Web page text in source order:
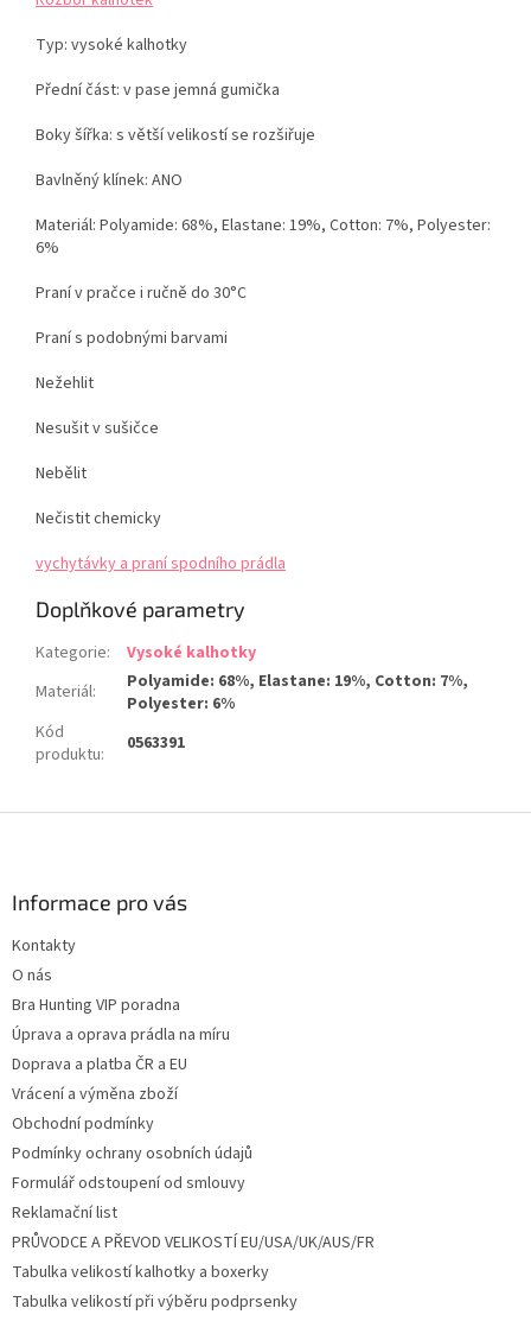
Typ: vysoké kalhotky
Přední část: v pase jemná gumička
Bokyšířka: s větší velikostí se rozšiřuje
Bavlněný klínek: ANO
Materiál: Polyamide: 68%, Elastane: 19%, Cotton: 7%, Polyester:
6%
Praní v pračce i ručně do 30°C
Praní s podobnými barvami
Nežehlit
Nesušit v sušičce
Nebělit
Nečistit chemicky
vychytávky a praní spodního prádla
Doplňkové parametry
Kategorie:
Vysoké kalhotky
Materiál:
Polyamide: 68%, Elastane: 19%, Cotton: 7%,
Polyester: 6%
Kód
produktu: 0563391
Informace pro vás
Kontakty
O nás
Bra Hunting VIP poradna
Úprava a oprava prádla na míru
Doprava a platba ČR a EU
Vrácení a výměna zboží
Obchodní podmínky
Podmínky ochrany osobních údajů
Formulář odstoupení od smlouvy
Reklamační list
PRŮVODCE A PŘEVOD VELIKOSTÍ EU/USA/UK/AUS/FR
Tabulka velikostí kalhotky a boxerky
Tabulka velikostí při výběru podprsenky